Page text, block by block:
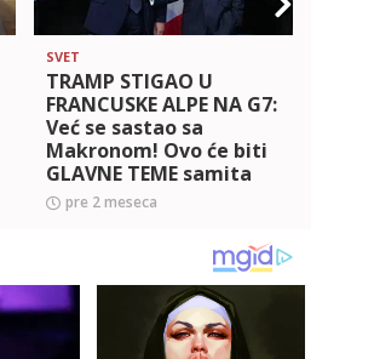
SVET
TRAMP STIGAO U
FRANCUSKE ALPE NA G7:
Već se sastao sa
Makronom! Ovo će biti
GLAVNE TEME samita
velikih sila!
(FOTO+VIDEO)
pre 2 meseca